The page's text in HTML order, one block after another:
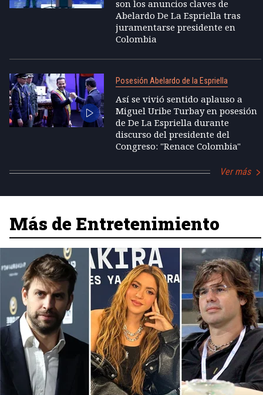
son los anuncios claves de
Abelardo De La Espriella tras
juramentarse presidente en
Colombia
Posesión Abelardo de la Espriella
Así se vivió sentido aplauso a
Miguel Uribe Turbay en posesión
de De La Espriella durante
discurso del presidente del
Congreso: "Renace Colombia"
Ver más
Más de Entretenimiento